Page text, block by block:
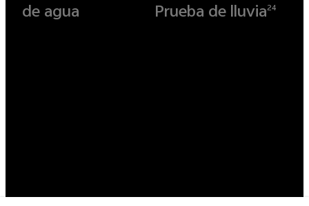
de agua
Prueba de lluvia24